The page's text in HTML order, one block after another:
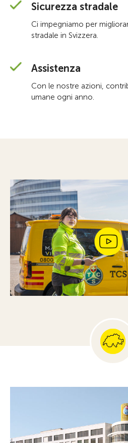
Sicurezza stradale
Ci impegniamo per
stradale in Svizzera.
Assistenza
Con le nostre azioni,
umane ogni anno.